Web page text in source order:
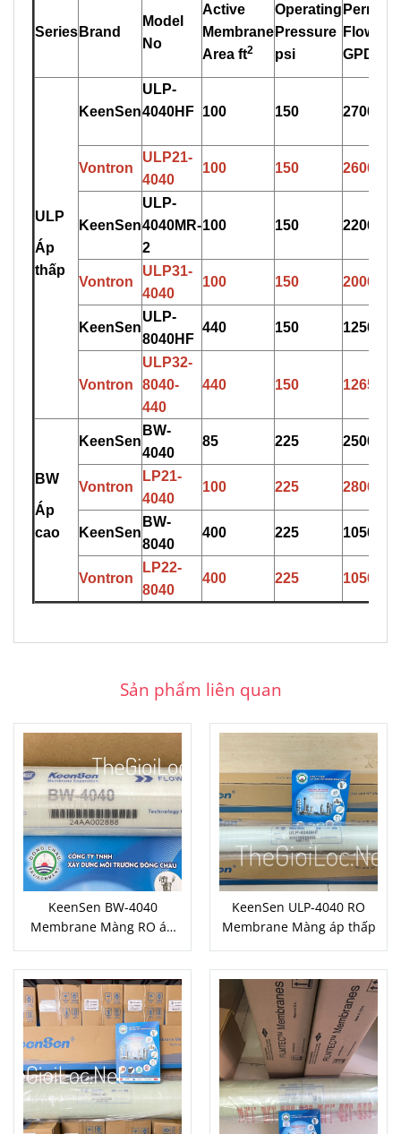
Series Brand
Model
No
Active
Membrane
Area ft2
Operating
Pressure
psi
Permeat
Flow
GPD
ULP
Áp
thấp
KeenSen
ULP-
4040HF 100 150 2700
Vontron
ULP21-
4040
100 150 2600
KeenSen
ULP-
4040M R-
2
100 150 2200
Vontron
ULP31-
4040
100 150 2000
KeenSen
U LP-
8040HF
440 150 12500
Vontron
ULP32-
8040-
440
440 150 12650
BW
Áp
cao
KeenSen
BW-
4040
85 225 2500
Vontron
LP21-
4040
100 225 2800
KeenSen
BW-
8040
400 225 10500
Vontron
LP22-
8040
400 225 10500
Sản phẩm liên quan
KeenSen BW-4040
Membrane Màng RO áp
KeenSen ULP-4040 RO
Membrane Màng áp thấp